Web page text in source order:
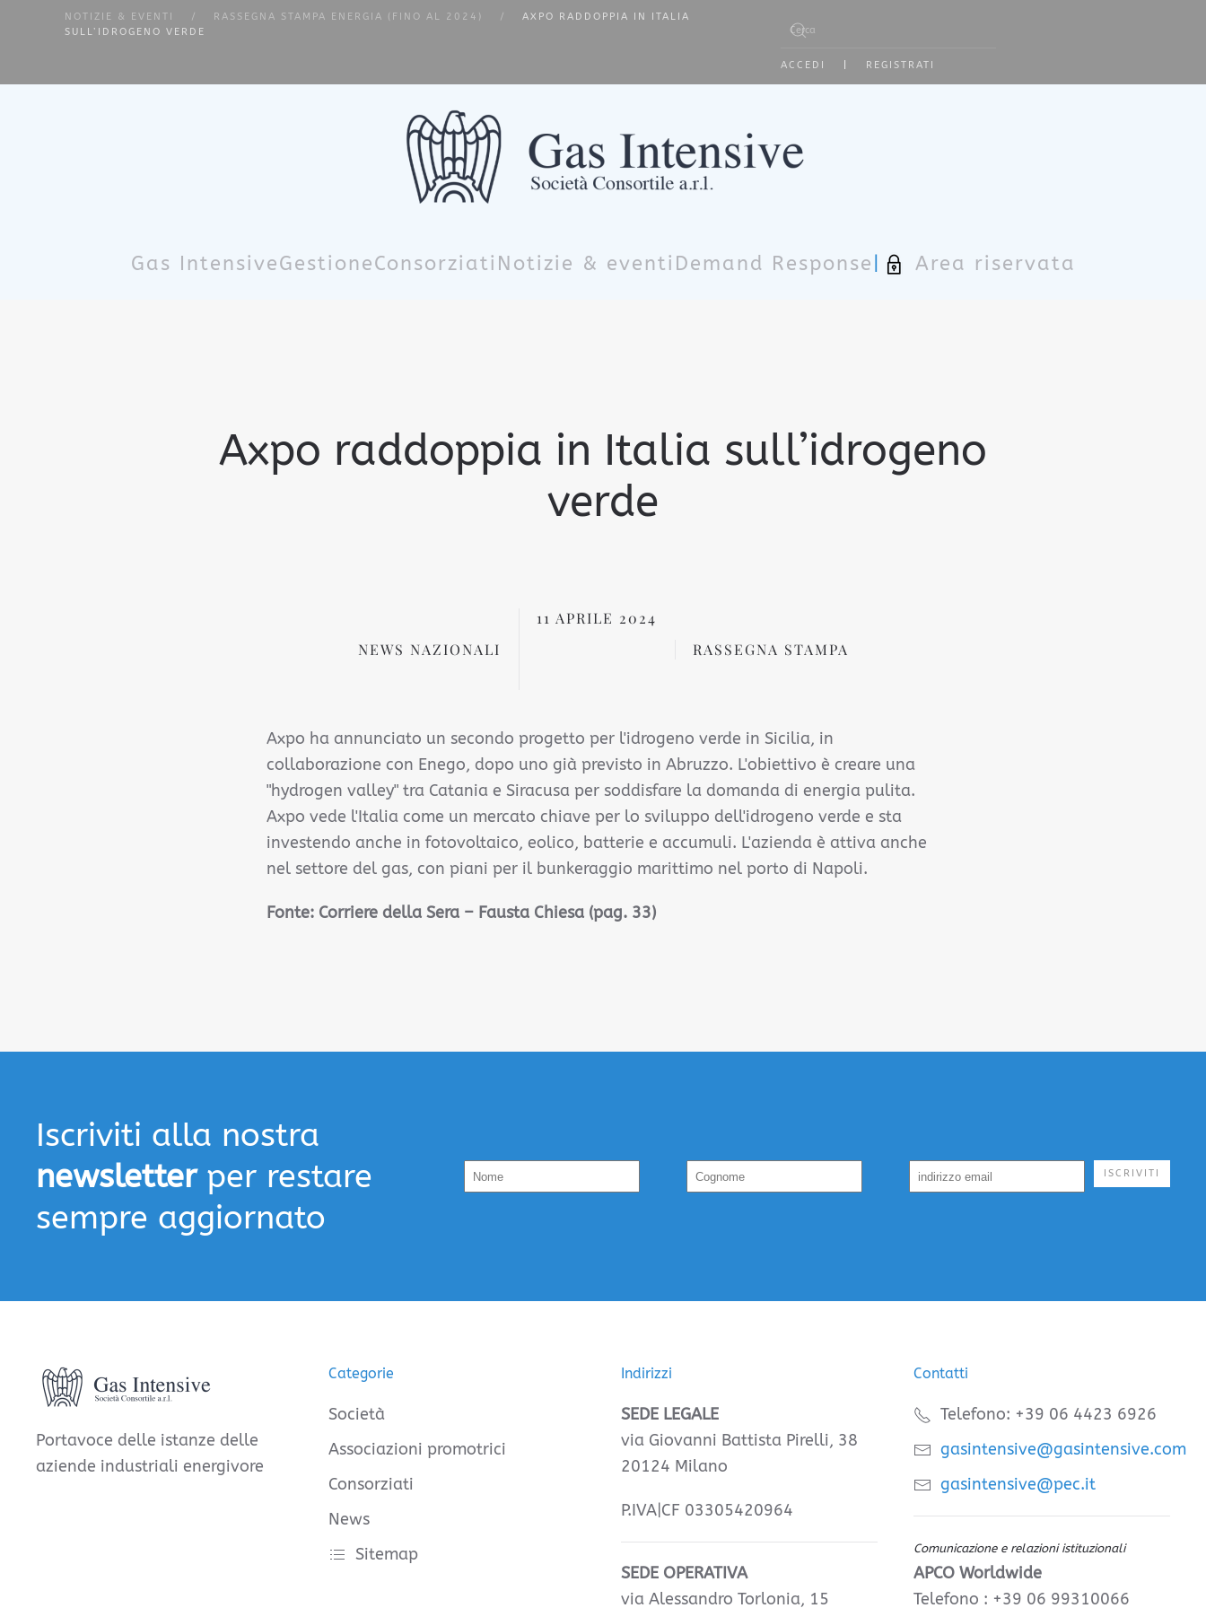
NOTIZIE & EVENTI RASSEGNA STAMPA ENERGIA (FINO AL 2024)
AXPO RADDOPPIA IN ITALIA
SULL’IDROGENO VERDE
ACCEDI
REGISTRATI
Gas IntensiveGestioneConsorziati Notizie & eventi Demand Response Area riservata
Axpo raddoppia in Italia sull’idrogeno
verde
NEWS NAZIONALI
11 APRILE 2024
RASSEGNA STAMPA
Axpo ha annunciato un secondo progetto per l'idrogeno verde in Sicilia, in
collaborazione con Enego, dopo uno già previsto in Abruzzo. L'obiettivo è creare una
"hydrogen valley" tra Catania e Siracusa per soddisfare la domanda di energia pulita.
Axpo vede l'Italia come un mercato chiave per lo sviluppo dell'idrogeno verde e sta
investendo anche in fotovoltaico, eolico, batterie e accumuli. L'azienda è attiva anche
nel settore del gas, con piani per il bunkeraggio marittimo nel porto di Napoli.
Fonte: Corriere della Sera – Fausta Chiesa (pag. 33)
Iscriviti alla nostra
newsletterper restare
sempre aggiornato
ISCRIVITI
Portavoce delle istanze delle
aziende industriali energivore
Categorie
Società
Associazioni promotrici
Consorziati
News
Sitemap
Indirizzi
SEDE LEGALE
via Giovanni Battista Pirelli, 38
20124 Milano
P.IVA|CF 03305420964
SEDE OPERATIVA
via Alessandro Torlonia, 15
Contatti
Telefono: +39 06 4423 6926
gasintensive@gasintensive.com
gasintensive@pec.it
Comunicazione e relazioni istituzionali
APCO Worldwide
Telefono : +39 06 99310066